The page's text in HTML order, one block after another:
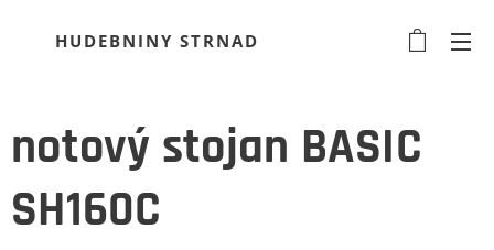
HUDEBNINY STRNAD
notový stojan BASIC
SH160C